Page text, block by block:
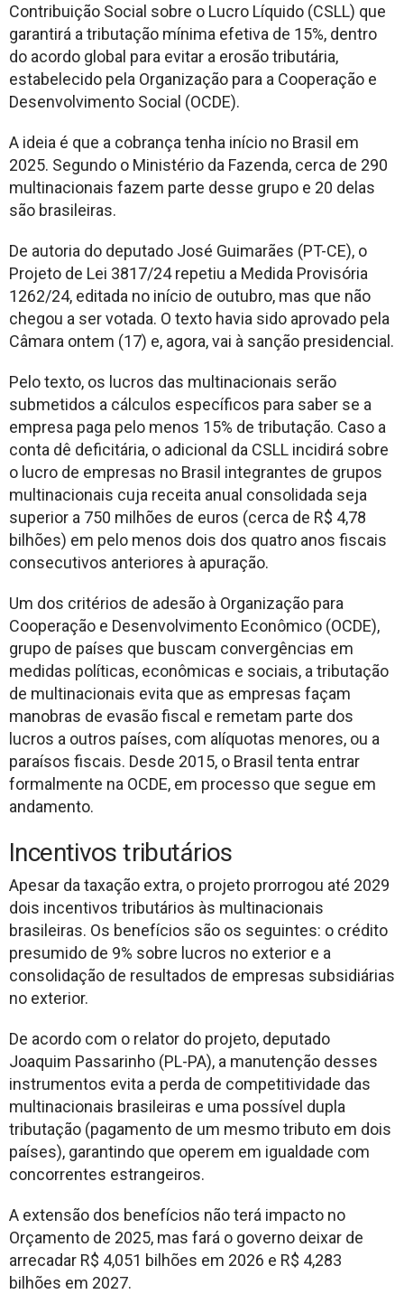
Contribuição Social sobre o Lucro Líquido (CSLL) que
garantirá a tributação mínima efetiva de 15%, dentro
do acordo global para evitar a erosão tributária,
estabelecido pela Organização para a Cooperação e
Desenvolvimento Social (OCDE).
A ideia é que a cobrança tenha início no Brasil em
2025. Segundo o Ministério da Fazenda, cerca de 290
multinacionais fazem parte desse grupo e 20 delas
são brasileiras.
De autoria do deputado José Guimarães (PT-CE), o
Projeto de Lei 3817/24 repetiu a Medida Provisória
1262/24, editada no início de outubro, mas que não
chegou a ser votada. O texto havia sido aprovado pela
Câmara ontem (17) e, agora, vai à sanção presidencial.
Pelo texto, os lucros das multinacionais serão
submetidos a cálculos específicos para saber se a
empresa paga pelo menos 15% de tributação. Caso a
conta dê deficitária, o adicional da CSLL incidirá sobre
o lucro de empresas no Brasil integrantes de grupos
multinacionais cuja receita anual consolidada seja
superior a 750 milhões de euros (cerca de R$ 4,78
bilhões) em pelo menos dois dos quatro anos fiscais
consecutivos anteriores à apuração.
Um dos critérios de adesão à Organização para
Cooperação e Desenvolvimento Econômico (OCDE),
grupo de países que buscam convergências em
medidas políticas, econômicas e sociais, a tributação
de multinacionais evita que as empresas façam
manobras de evasão fiscal e remetam parte dos
lucros a outros países, com alíquotas menores, ou a
paraísos fiscais. Desde 2015, o Brasil tenta entrar
formalmente na OCDE, em processo que segue em
andamento.
Incentivos tributários
Apesar da taxação extra, o projeto prorrogou até 2029
dois incentivos tributários às multinacionais
brasileiras. Os benefícios são os seguintes: o crédito
presumido de 9% sobre lucros no exterior e a
consolidação de resultados de empresas subsidiárias
no exterior.
De acordo com o relator do projeto, deputado
Joaquim Passarinho (PL-PA), a manutenção desses
instrumentos evita a perda de competitividade das
multinacionais brasileiras e uma possível dupla
tributação (pagamento de um mesmo tributo em dois
países), garantindo que operem em igualdade com
concorrentes estrangeiros.
A extensão dos benefícios não terá impacto no
Orçamento de 2025, mas fará o governo deixar de
arrecadar R$ 4,051 bilhões em 2026 e R$ 4,283
bilhões em 2027.